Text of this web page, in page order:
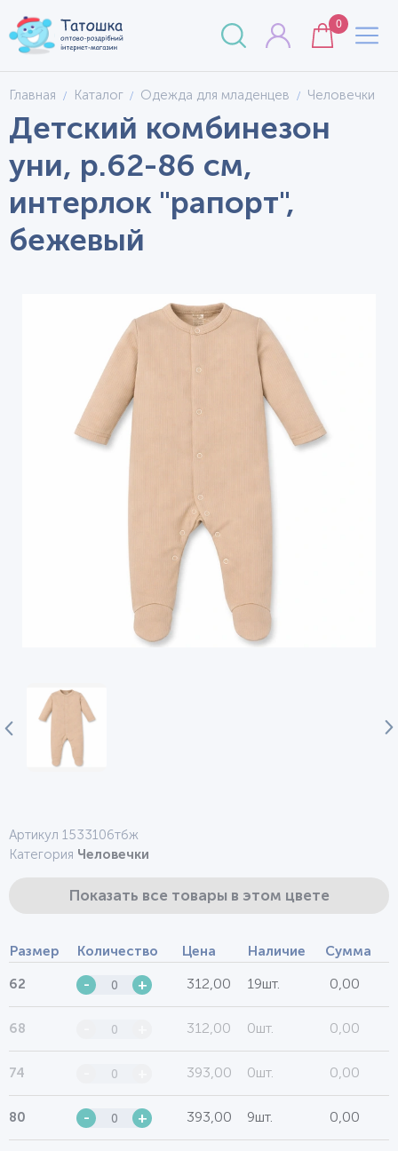
0
Главная Каталог Одежда для младенцев Человечки
Детский комбинезон
уни, р.62-86 см,
интерлок "рапорт",
бежевый
Артикул 1533106тбж
Категория Человечки
Показать все товары в этом цвете
Размер Количество Цена Наличие Сумма
62 - + 312,00 19шт. 0,00
68 312,00 0шт. 0,00
74 393,00 0шт. 0,00
80 - + 393,00 9шт. 0,00